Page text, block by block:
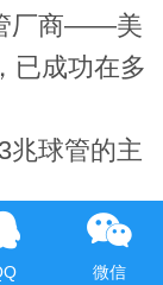
厂商——美
已成功在多
兆球管的主
：2.2-
微信